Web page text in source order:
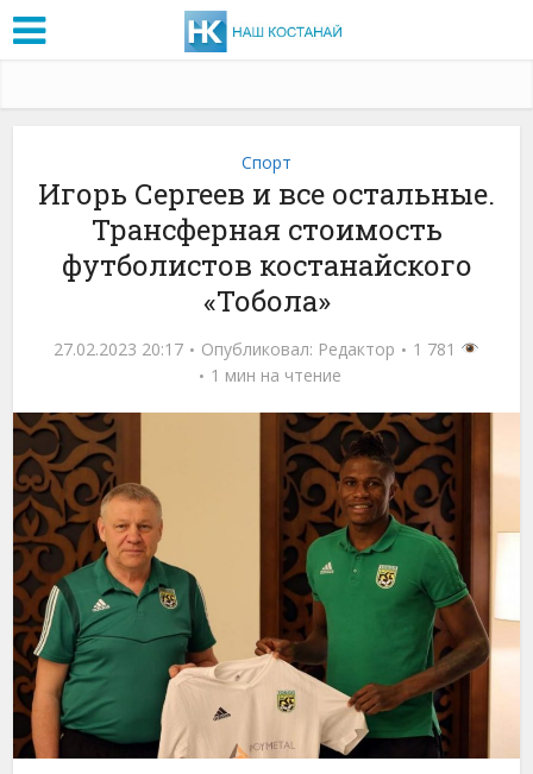
Спорт
Игорь Сергеев и все остальные.
Трансферная стоимость
футболистов костанайского
«Тобола»
27.02.2023 20:17 Опубликовал: Редактор
1 781
1 мин на чтение